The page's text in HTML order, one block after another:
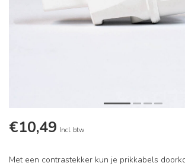
€10,49 Incl. btw
Met een contrastekker kun je prikkabels